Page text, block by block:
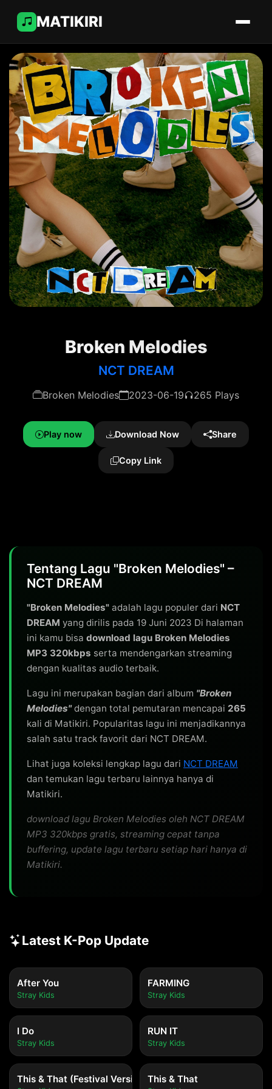
MATIKIRI
Broken Melodies
NCT DREAM
Broken Melodies 2023-06-19 265 Plays
Play now Download Now Share
Copy Link
Tentang Lagu "Broken Melodies" –
NCT DREAM
"Broken Melodies" adalah lagu populer dari NCT
DREAM yang dirilis pada 19 Juni 2023 Di halaman
ini kamu bisa download lagu Broken Melodies
MP3 320kbps serta mendengarkan streaming
dengan kualitas audio terbaik.
Lagu ini merupakan bagian dari album "Broken
Melodies"dengan total pemutaran mencapai 265
kali di Matikiri. Popularitas lagu ini menjadikannya
salah satu track favorit dari NCT DREAM.
Lihat juga koleksi lengkap lagu dari NCT DREAM
dan temukan lagu terbaru lainnya hanya di
Matikiri.
download lagu Broken Melodies oleh NCT DREAM
MP3 320kbps gratis, streaming cepat tanpa
buffering, update lagu terbaru setiap hari hanya di
Matikiri.
Latest K-Pop Update
After You
Stray Kids
FARMING
Stray Kids
I Do
Stray Kids
RUN IT
Stray Kids
This & That (Festival Version) This & That